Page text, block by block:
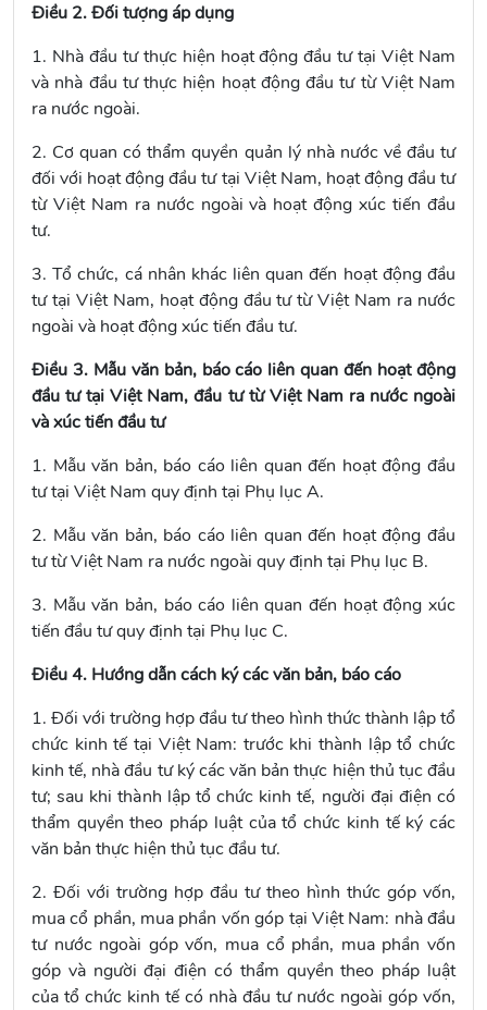
Điều 2. Đối tượng áp dụng
1. Nhà đầu tư thực hiện hoạt động đầu tư tại Việt Nam
và nhà đầu tư thực hiện hoạt động đầu tư từ Việt Nam
ra nước ngoài.
2. Cơ quan có thẩm quyền quản lý nhà nước về đầu tư
đối với hoạt động đầu tư tại Việt Nam, hoạt động đầu tư
từ Việt Nam ra nước ngoài và hoạt động xúc tiến đầu
tư.
3. Tổ chức, cá nhân khác liên quan đến hoạt động đầu
tư tại Việt Nam, hoạt động đầu tư từ Việt Nam ra nước
ngoài và hoạt động xúc tiến đầu tư.
Điều 3. Mẫu văn bản, báo cáo liên quan đến hoạt động
đầu tư tại Việt Nam, đầu tư từ Việt Nam ra nước ngoài
và xúc tiến đầu tư
1. Mẫu văn bản, báo cáo liên quan đến hoạt động đầu
tư tại Việt Nam quy định tại Phụ lục A.
2. Mẫu văn bản, báo cáo liên quan đến hoạt động đầu
tư từ Việt Nam ra nước ngoài quy định tại Phụ lục B.
3. Mẫu văn bản, báo cáo liên quan đến hoạt động xúc
tiến đầu tư quy định tại Phụ lục C.
Điều 4. Hướng dẫn cách ký các văn bản, báo cáo
1. Đối với trường hợp đầu tư theo hình thức thành lập tổ
chức kinh tế tại Việt Nam: trước khi thành lập tổ chức
kinh tế, nhà đầu tư ký các văn bản thực hiện thủ tục đầu
tư; sau khi thành lập tổ chức kinh tế, người đại điện có
thẩm quyền theo pháp luật của tổ chức kinh tế ký các
văn bản thực hiện thủ tục đầu tư.
2. Đối với trường hợp đầu tư theo hình thức góp vốn,
mua cổ phần, mua phần vốn góp tại Việt Nam: nhà đầu
tư nước ngoài góp vốn, mua cổ phần, mua phần vốn
góp và người đại điện có thẩm quyền theo pháp luật
của tổ chức kinh tế có nhà đầu tư nước ngoài góp vốn,